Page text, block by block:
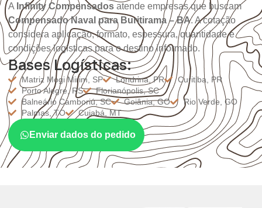
A Infinity Compensados atende empresas que buscam
Compensado Naval para Buritirama – BA. A cotação
considera aplicação, formato, espessura, quantidade e
condições logísticas para o destino informado.
Bases Logísticas:
Matriz Mogi Mirim, SP Londrina, PR
Curitiba, PR
Porto Alegre, RS
Florianópolis, SC
Balneário Camboriú, SC
Goiânia, GO
Rio Verde, GO
Palmas, TO
Cuiabá, MT
Enviar dados do pedido